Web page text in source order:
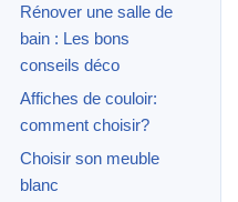
Rénover une salle de
bain : Les bons
conseils déco
Affiches de couloir:
comment choisir?
Choisir son meuble
blanc